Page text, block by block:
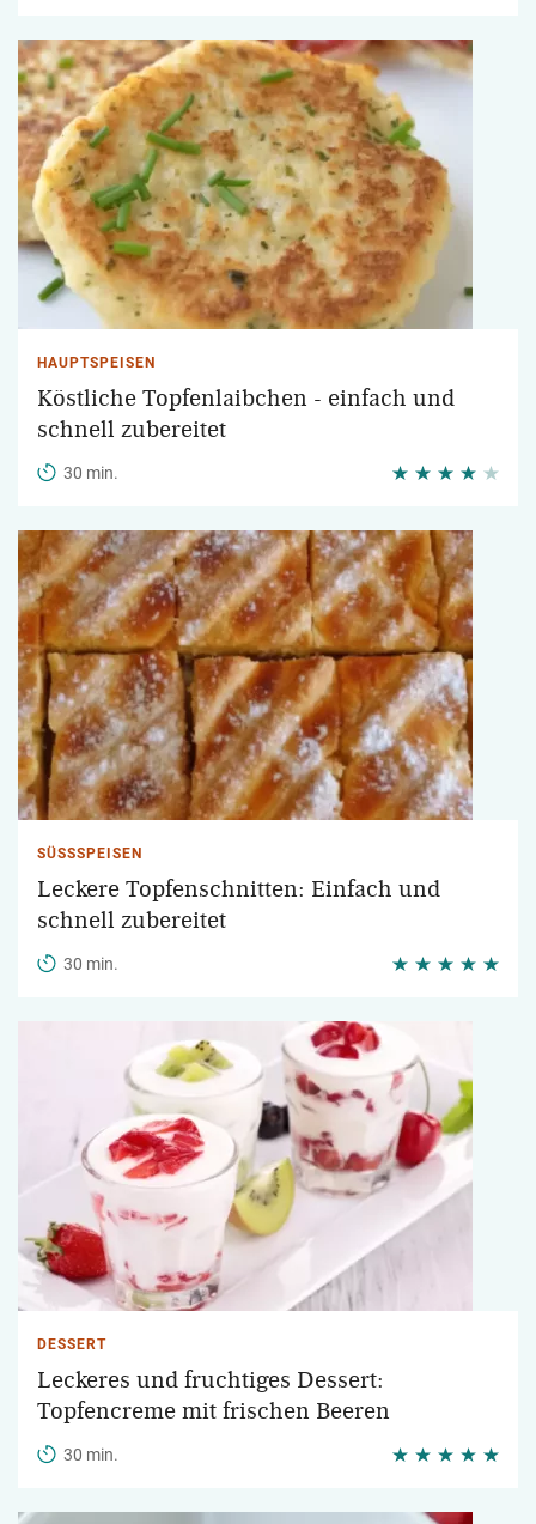
HAUPTSPEISEN
Köstliche Topfenlaibchen - einfach und
schnell zubereitet
30 min.
SÜSSSPEISEN
Leckere Topfenschnitten: Einfach und
schnell zubereitet
30 min.
DESSERT
Leckeres und fruchtiges Dessert:
Topfencreme mit frischen Beeren
30 min.